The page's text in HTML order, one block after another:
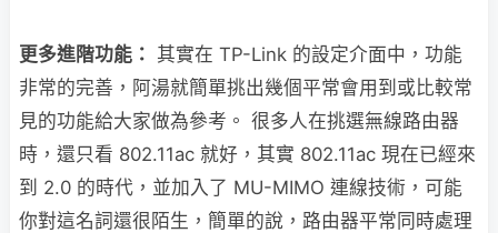
更多進階功能： 其實在 TP-Link 的設定介面中，功能
非常的完善，阿湯就簡單挑出幾個平常會用到或比較常
見的功能給大家做為參考。 很多人在挑選無線路由器
時，還只看 802.11ac 就好，其實 802.11ac 現在已經來
到 2.0 的時代，並加入了 MU-MIMO 連線技術，可能
你對這名詞還很陌生，簡單的說，路由器平常同時處理